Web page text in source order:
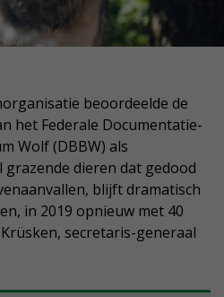
beoordeelde de
het Federale Documentatie-
Wolf (DBBW) als
dieren dat gedood
blijft dramatisch
in 2019 opnieuw met 40
secretaris-generaal